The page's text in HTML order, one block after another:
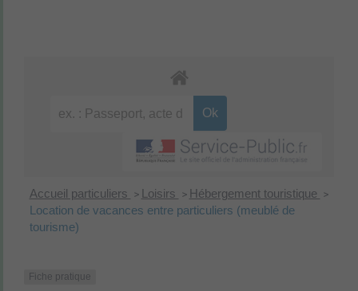
Accueil particuliers > Loisirs > Hébergement touristique >
Location de vacances entre particuliers (meublé de
tourisme)
Fiche pratique